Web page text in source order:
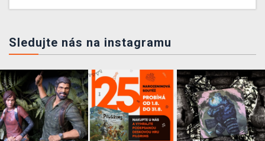
Sledujte nás na instagramu